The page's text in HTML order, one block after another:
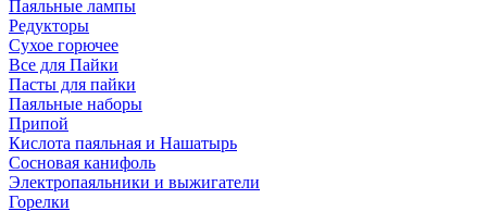
Паяльные лампы
Редукторы
Сухое горючее
Все для Пайки
Пасты для пайки
Паяльные наборы
Припой
Кислота паяльная и Нашатырь
Сосновая канифоль
Электропаяльники и выжигатели
Горелки